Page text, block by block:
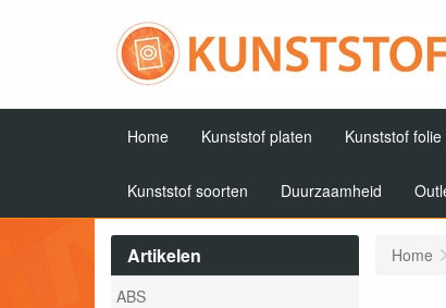
Home Kunststof platen Kunststof folie
Kunststof soorten Duurzaamheid
Artikelen
ABS
Home